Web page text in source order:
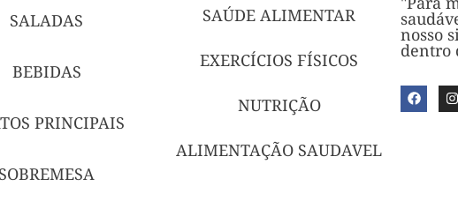
SALADAS
BEBIDAS
PRINCIPAIS
SAÚDE ALIMENTAR
EXERCÍCIOS FÍSICOS
NUTRIÇÃO
ALIMENTAÇÃO SAUDAVEL
nosso
dentro